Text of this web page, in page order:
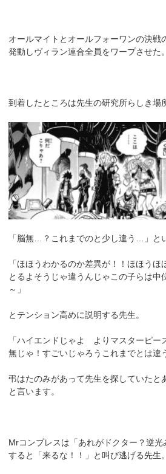
オールマイトとオールフォーワンの決戦
発動しヴィラン連合全員をワープさせた。
到着したところは先生の研究所らしき場
「脳無…？これまでのと少し違う…」と
「ほほうわかるのか差異が！！ほほうほ
とるよそうじゃ違うんじゃこの子らは中
～」
とテンション高めに説明する先生。
「ハイエンドじゃよ よりマスターピー
無じゃ！すごいじゃろうこれまでとは違
弔はたのみがあって先生を探していたと
と言います。
Mrコンプレスは「あれがドクター？逆光
すると「来るな！！」と叫び逃げる先生。